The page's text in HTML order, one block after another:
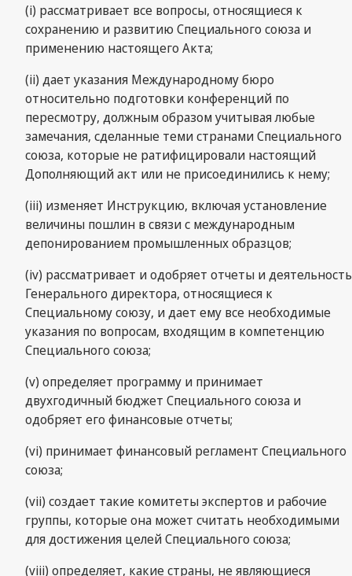
(i) рассматривает все вопросы, относящиеся к
сохранению и развитию Специального союза и
применению настоящего Акта;
(ii) дает указания Международному бюро
относительно подготовки конференций по
пересмотру, должным образом учитывая любые
замечания, сделанные теми странами Специального
союза, которые не ратифицировали настоящий
Дополняющий акт или не присоединились к нему;
(iii) изменяет Инструкцию, включая установление
величины пошлин в связи с международным
депонированием промышленных образцов;
(iv) рассматривает и одобряет отчеты и деятельность
Генерального директора, относящиеся к
Специальному союзу, и дает ему все необходимые
указания по вопросам, входящим в компетенцию
Специального союза;
(v) определяет программу и принимает
двухгодичный бюджет Специального союза и
одобряет его финансовые отчеты;
(vi) принимает финансовый регламент Специального
союза;
(vii) создает такие комитеты экспертов и рабочие
группы, которые она может считать необходимыми
для достижения целей Специального союза;
(viii) определяет, какие страны, не являющиеся